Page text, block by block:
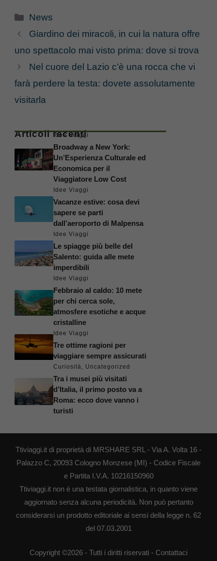
Categorie
News
Giardino dei miracoli, in cui la natura offre
uno spettacolo mai visto prima: dove si trova
Nel cuore del Lazio c’è una rocca che vi
farà perdere la testa: dovete assolutamente
visitarla
Articoli recenti
Idee Viaggi
Broadway a New York:
Un’Esperienza Culturale ed
Economica per il
Viaggiatore Low Cost
Idee Viaggi
Vacanze estive: cosa devi
sapere se parti
dall’aeroporto di Malpensa
Idee Viaggi
Le spiagge più belle del
Salento: guida alle mete
imperdibili
Idee Viaggi
Febbraio al caldo: 10 mete
per chi cerca sole,
atmosfere esotiche e acque
cristalline
Idee Viaggi
Tre ottime ragioni per
viaggiare sempre assicurati
Curiosità, Uncategorized
Tra i musei più visitati
d’Italia, il primo posto va a
Roma: ecco dove vanno i
turisti
Ttiviaggi.it di proprietà di MRSHARE SRL - Via A. Volta 16 -
Palazzo C, 20093 Cologno Monzese (MI) - Codice Fiscale
e Partita I.V.A. 10216150960
Ttiviaggi.it non è una testata giornalistica, in quanto viene
aggiornato senza alcuna periodicità. Non può pertanto
considerarsi un prodotto editoriale ai sensi della legge n. 62
del 07.03.2001
Copyright ©2026 - Tutti i diritti riservati - Contattaci